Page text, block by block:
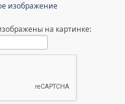
изображение
на картинке: